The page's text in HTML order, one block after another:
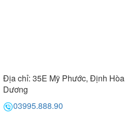
Địa chỉ: 35E Mỹ Phước, Định
Dương
03995.888.90